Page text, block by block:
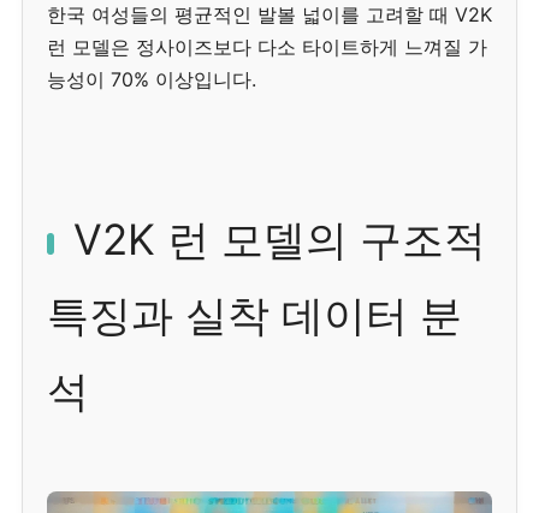
한국 여성들의 평균적인 발볼 넓이를 고려할 때 V2K
런 모델은 정사이즈보다 다소 타이트하게 느껴질 가
능성이 70% 이상입니다.
V2K 런 모델의 구조적
특징과 실착 데이터 분
석